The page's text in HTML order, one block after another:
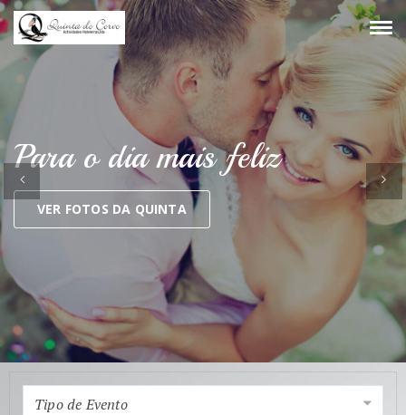
Para o dia mais feliz
VER FOTOS DA QUINTA
Anterior
Tipo de Evento